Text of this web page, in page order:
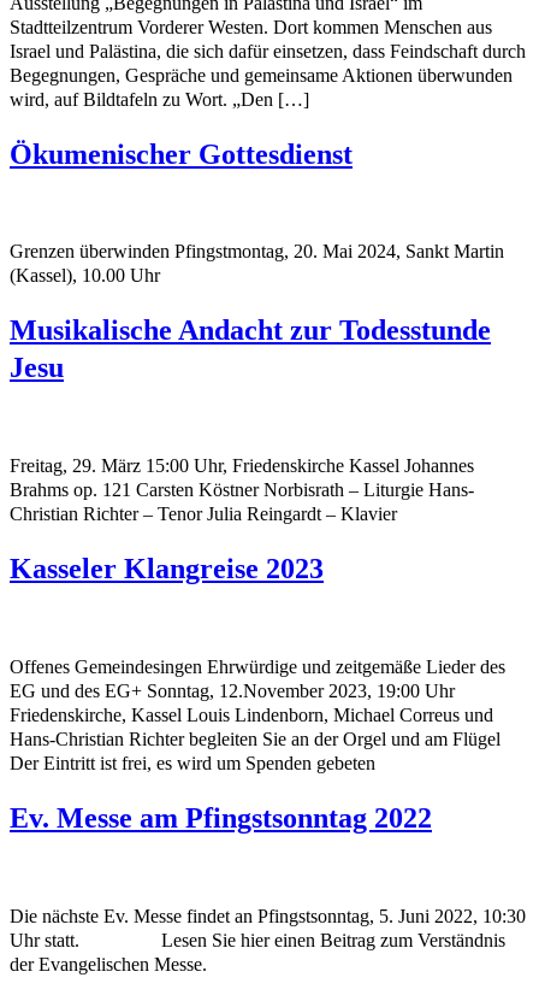
Stadtteilzentrum Vorderer Westen. Dort kommen Menschen aus
Israel und Palästina, die sich dafür einsetzen, dass Feindschaft durch
Begegnungen, Gespräche und gemeinsame Aktionen überwunden
wird, auf Bildtafeln zu Wort. „Den […]
Ökumenischer Gottesdienst
Grenzen überwinden Pfingstmontag, 20. Mai 2024, Sankt Martin
(Kassel), 10.00 Uhr
Musikalische Andacht zur Todesstunde
Jesu
Freitag, 29. März 15:00 Uhr, Friedenskirche Kassel Johannes
Brahms op. 121 Carsten Köstner Norbisrath – Liturgie Hans-
Christian Richter – Tenor Julia Reingardt – Klavier
Kasseler Klangreise 2023
Offenes Gemeindesingen Ehrwürdige und zeitgemäße Lieder des
EG und des EG+ Sonntag, 12.November 2023, 19:00 Uhr
Friedenskirche, Kassel Louis Lindenborn, Michael Correus und
Hans-Christian Richter begleiten Sie an der Orgel und am Flügel
Der Eintritt ist frei, es wird um Spenden gebeten
Ev. Messe am Pfingstsonntag 2022
Die nächste Ev. Messe findet an Pfingstsonntag, 5. Juni 2022, 10:30
Uhr statt. Lesen Sie hier einen Beitrag zum Verständnis
der Evangelischen Messe.